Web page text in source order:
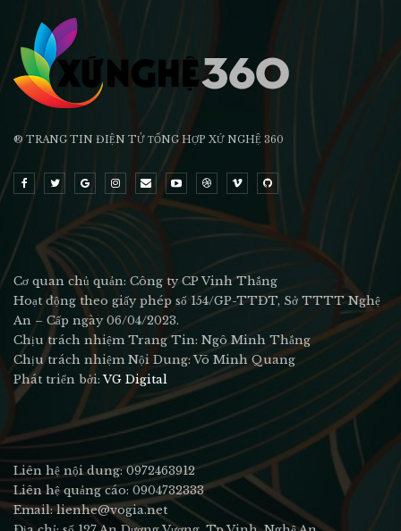
® TRANG TIN ĐIỆN TỬ ТỔNG HỢP XỨ NGHỆ 360
Cơ quan chủ quản: Công ty CP Vinh Thắng
Hoạt động theo giấy phép số 154/GP-TTĐT, Sở TTTT Nghệ
An – Cấp ngày 06/04/2023.
Chịu trách nhiệm Trang Tin: Ngô Minh Thắng
Chịu trách nhiệm Nội Dung: Võ Minh Quang
Phát triển bởi:VG Digital
Liên hệ nội dung: 0972463912
Liên hệ quảng cáo: 0904732333
Email: lienhe@vogia.net